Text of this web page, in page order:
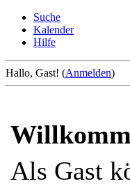
Suche
Kalender
Hilfe
Hallo, Gast! (Anmelden)
Als Gast